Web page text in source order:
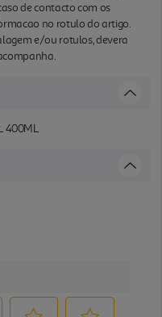
de contacto com os
no rotulo do artigo.
e/ou rotulos, devera
400ML